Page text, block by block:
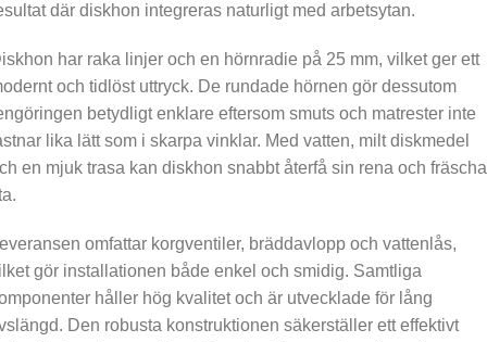
där diskhon integreras naturligt med arbetsytan.
har raka linjer och en hörnradie på 25 mm, vilket ger ett
och tidlöst uttryck. De rundade hörnen gör dessutom
betydligt enklare eftersom smuts och matrester inte
lika lätt som i skarpa vinklar. Med vatten, milt diskmedel
en mjuk trasa kan diskhon snabbt återfå sin rena och fräscha
omfattar korgventiler, bräddavlopp och vattenlås,
gör installationen både enkel och smidig. Samtliga
håller hög kvalitet och är utvecklade för lång
Den robusta konstruktionen säkerställer ett effektivt